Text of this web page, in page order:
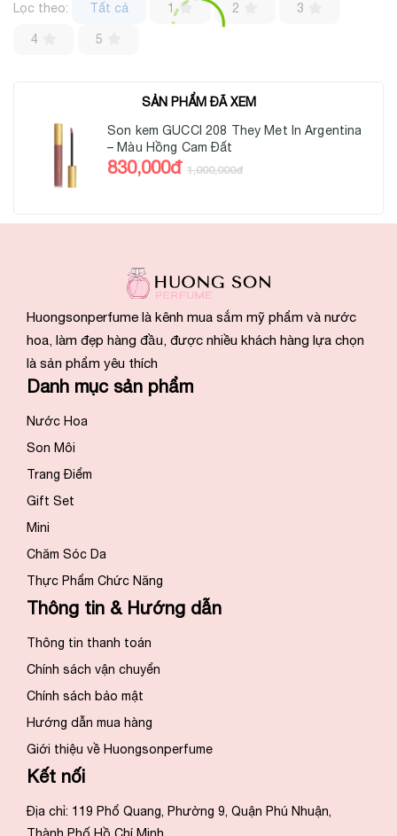
Lọc theo: Tất cả 1 2 3
4 5
SẢN PHẨM ĐÃ XEM
Son kem GUCCI 208 They Met In Argentina
– Màu Hồng Cam Đất
830,000đ 1,000,000đ
Huongsonperfume là kênh mua sắm mỹ phẩm và nước
hoa, làm đẹp hàng đầu, được nhiều khách hàng lựa chọn
là sản phẩm yêu thích
Danh mục sản phẩm
Nước Hoa
Son Môi
Trang Điểm
Gift Set
Mini
Chăm Sóc Da
Thực Phẩm Chức Năng
Thông tin & Hướng dẫn
Thông tin thanh toán
Chính sách vận chuyển
Chính sách bảo mật
Hướng dẫn mua hàng
Giới thiệu về Huongsonperfume
Kết nối
Địa chỉ: 119 Phổ Quang, Phường 9, Quận Phú Nhuận,